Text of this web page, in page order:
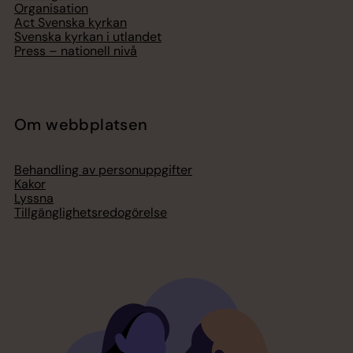
Organisation
Act Svenska kyrkan
Svenska kyrkan i utlandet
Press – nationell nivå
Om webbplatsen
Behandling av personuppgifter
Kakor
Lyssna
Tillgänglighetsredogörelse